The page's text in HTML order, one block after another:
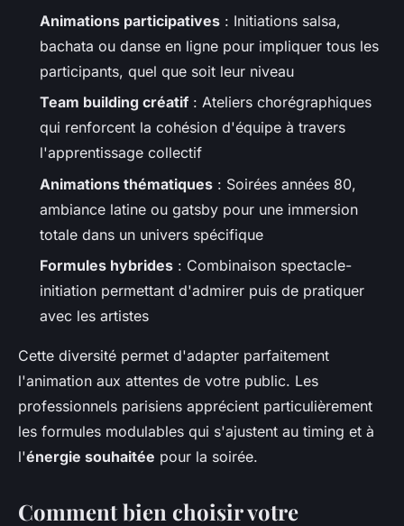
Animations participatives : Initiations salsa,
bachata ou danse en ligne pour impliquer tous les
participants, quel que soit leur niveau
Team building créatif : Ateliers chorégraphiques
qui renforcent la cohésion d'équipe à travers
l'apprentissage collectif
Animations thématiques : Soirées années 80,
ambiance latine ou gatsby pour une immersion
totale dans un univers spécifique
Formules hybrides : Combinaison spectacle-
initiation permettant d'admirer puis de pratiquer
avec les artistes
Cette diversité permet d'adapter parfaitement
l'animation aux attentes de votre public. Les
professionnels parisiens apprécient particulièrement
les formules modulables qui s'ajustent au timing et à
l'énergie souhaitée pour la soirée.
Comment bien choisir votre